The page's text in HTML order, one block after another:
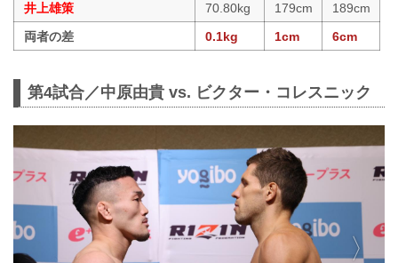
井上雄策
70.80kg 179cm
189cm
両者の差
0.1kg 1cm 6cm
第4試合／中原由貴 vs. ビクター・コレスニック